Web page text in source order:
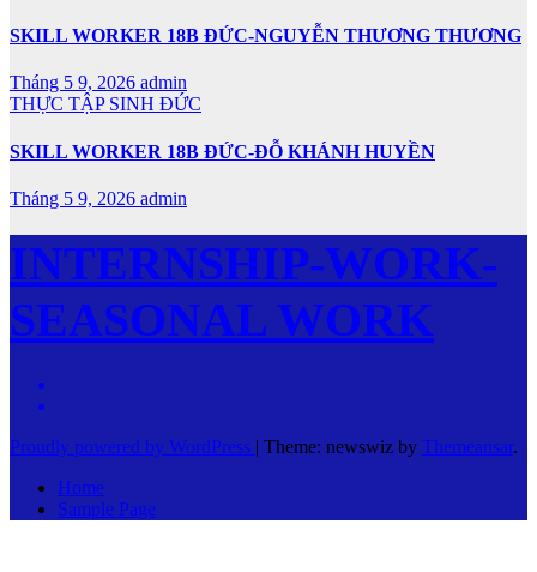
SKILL WORKER 18B ĐỨC-NGUYỄN THƯƠNG THƯƠNG
Tháng 5 9, 2026 admin
THỰC TẬP SINH ĐỨC
SKILL WORKER 18B ĐỨC-ĐỖ KHÁNH HUYỀN
Tháng 5 9, 2026 admin
INTERNSHIP-WORK-
SEASONAL WORK
Proudly powered by WordPress | Theme: newswiz by Themeansar.
Home
Sample Page